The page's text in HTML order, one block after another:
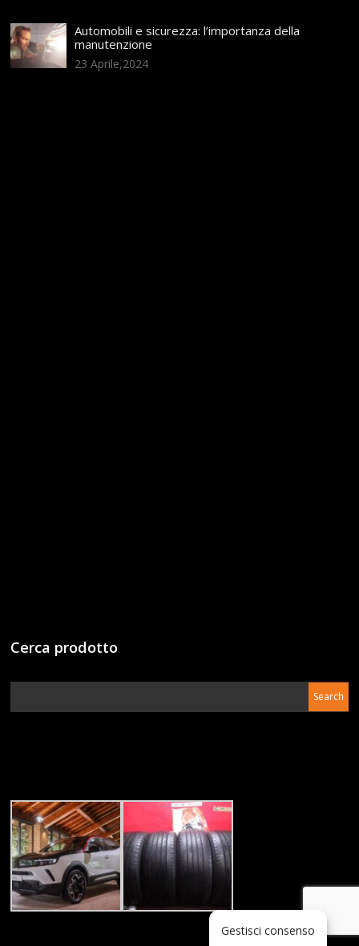
Automobili e sicurezza: l’importanza della
manutenzione
23 Aprile,2024
Cerca prodotto
Gestisci consenso